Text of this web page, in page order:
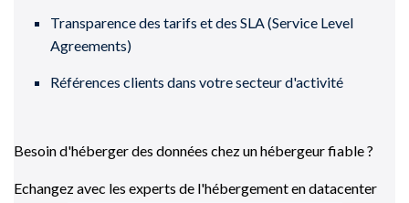
Transparence des tarifs et des SLA (Service Level
Agreements)
Références clients dans votre secteur d'activité
Besoin d'héberger des données chez un hébergeur fiable ?
Echangez avec les experts de l'hébergement en datacenter